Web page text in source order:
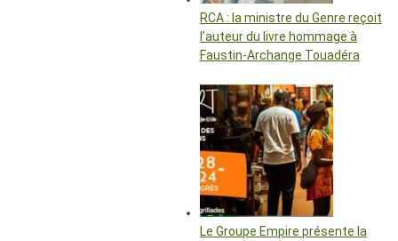
RCA : la ministre du Genre reçoit
l’auteur du livre hommage à
Faustin-Archange Touadéra
Le Groupe Empire présente la